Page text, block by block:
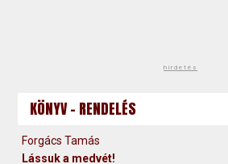
hirdetés
KÖNYV - RENDELÉS
Forgács Tamás
Lássuk a medvét!